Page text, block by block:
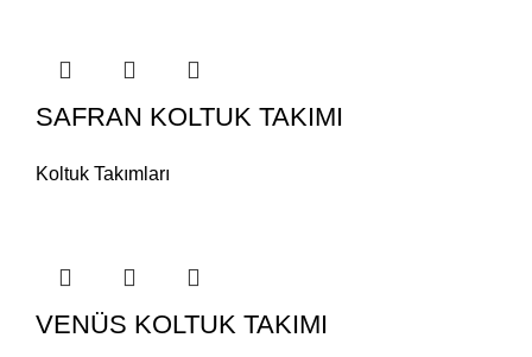
SAFRAN KOLTUK TAKIMI
Koltuk Takımları
VENÜS KOLTUK TAKIMI